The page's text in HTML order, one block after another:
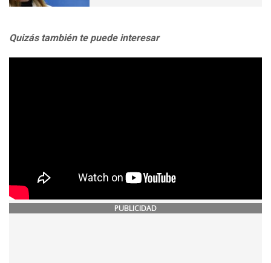
Quizás también te puede interesar
PUBLICIDAD